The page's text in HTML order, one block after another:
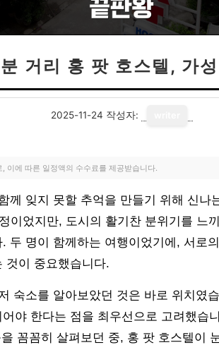
거리 홍 팟 호스텔, 가
2025-11-24 작성자:
이에 따른 일정액의 수수료를 제공받습니다.
께 잊지 못할 추억을 만들기 위해 신나
이었지만, 도시의 활기찬 분위기를 느
두 명이 함께하는 여행이었기에, 서로
것이 중요했습니다.
숙소를 알아보았던 것은 바로 위치였
야 한다는 점을 최우선으로 고려했습
꼼꼼히 살펴보던 중, 홍 팟 호스텔이